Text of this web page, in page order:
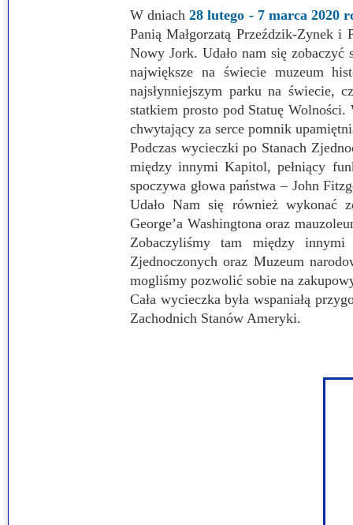
W dniach28 lutego - 7 marca 2020
Panią Małgorzatą Przeździk-Zynek
Nowy Jork. Udało nam się
największe na świecie muzeum
najsłynniejszym parku na świecie,
statkiem prosto pod Statuę
chwytający za serce pomnik
Podczas wycieczki po Stanach
między innymi Kapitol, pełniący
spoczywa głowa państwa – John
Udało Nam się również wykonać
George’a Washingtona oraz
Zobaczyliśmy tam między innymi
Zjednoczonych oraz Muzeum
mogliśmy pozwolić sobie na
Cała wycieczka była wspaniałą
Zachodnich Stanów Ameryki.
Przerwy szkolne